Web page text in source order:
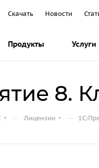
Скачать Новости
Продукты Услуги
8.
— Лицензии —